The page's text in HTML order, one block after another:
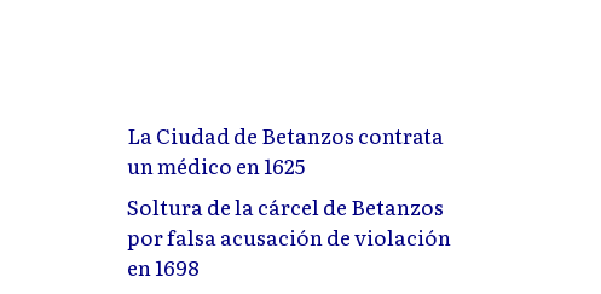
La Ciudad de Betanzos contrata
un médico en 1625
Soltura de la cárcel de Betanzos
por falsa acusación de violación
en 1698